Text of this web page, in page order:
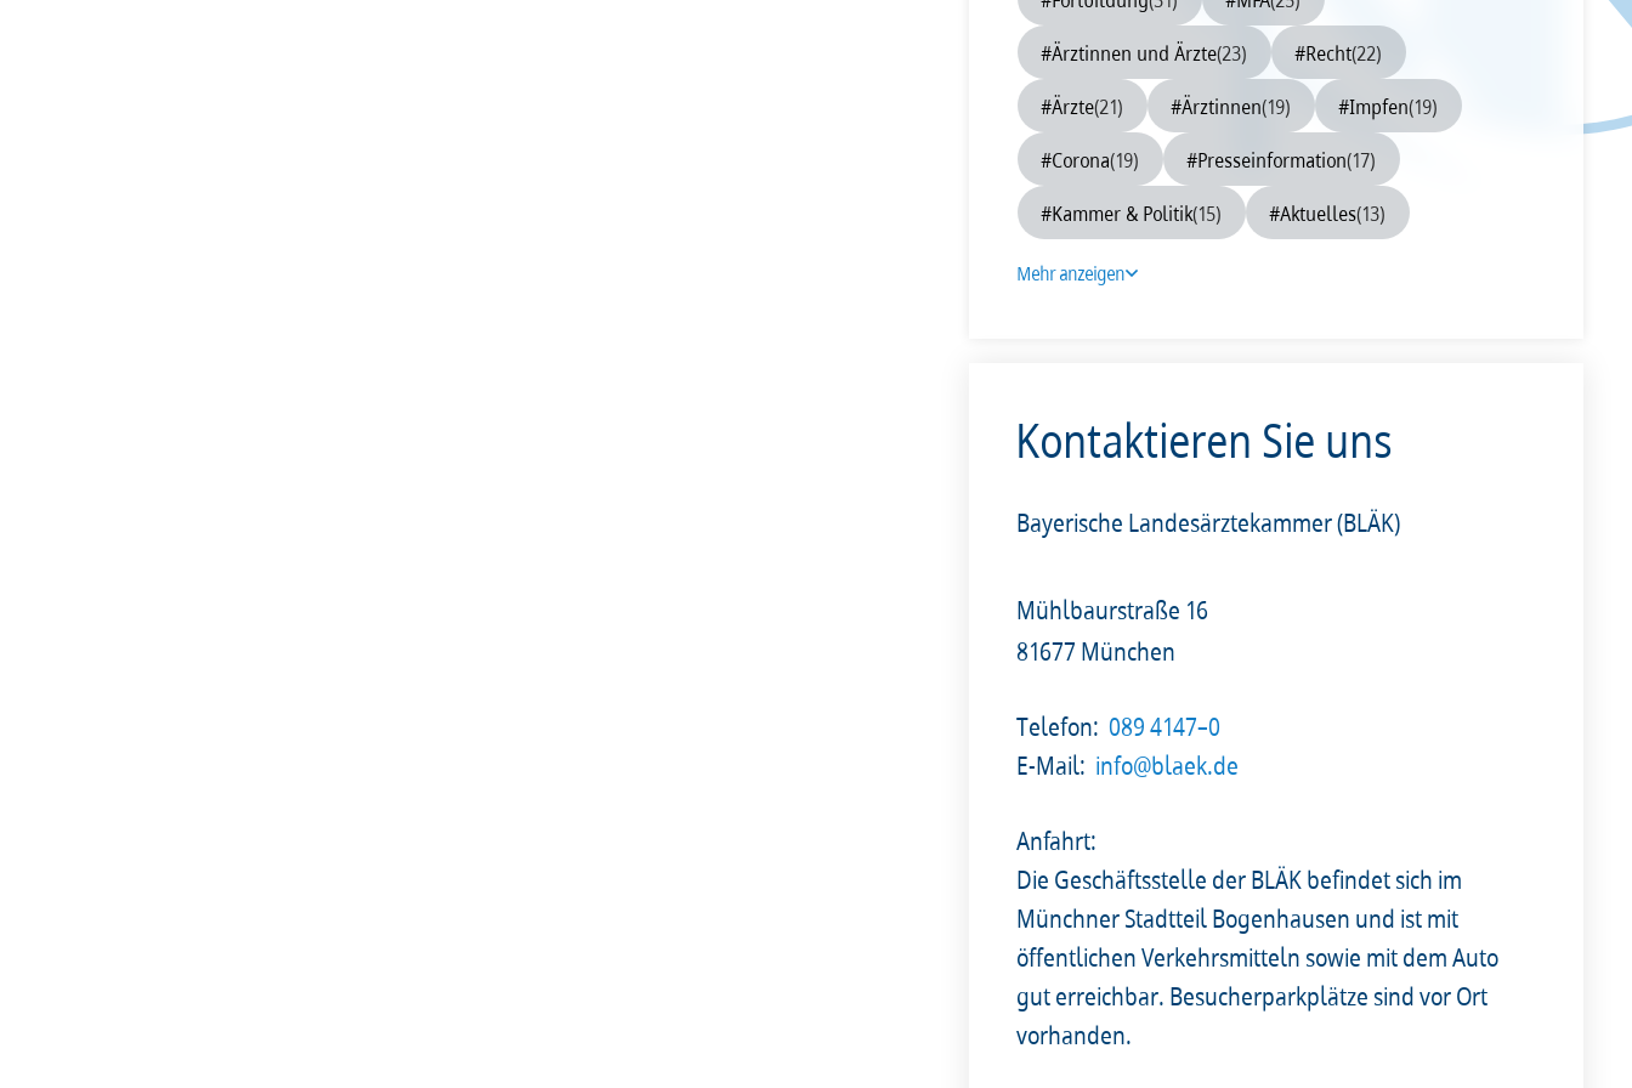
2009 2008
#Ärztinnen und Ärzte(23) #Recht(22)
#Ärzte(21) #Ärztinnen(19) #Impfen(19)
#Corona(19) #Presseinformation(17)
#Kammer & Politik(15) #Aktuelles(13)
Mehr anzeigen
Kontaktieren Sie uns
Bayerische Landesärztekammer (BLÄK)
Mühlbaurstraße 16
81677 München
Telefon: 089 4147–0
E-Mail: info@blaek.de
Anfahrt:
Die Geschäftsstelle der BLÄK befindet sich im
Münchner Stadtteil Bogenhausen und ist mit
öffentlichen Verkehrsmitteln sowie mit dem Auto
gut erreichbar. Besucherparkplätze sind vor Ort
vorhanden.